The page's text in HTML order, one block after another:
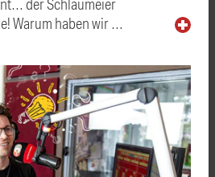
Warum haben wir …